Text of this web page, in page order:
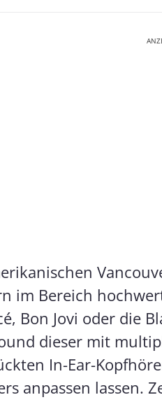
im Bereich
Bon Jovi oder die
dieser mit
In-Ear-
anpassen lassen.